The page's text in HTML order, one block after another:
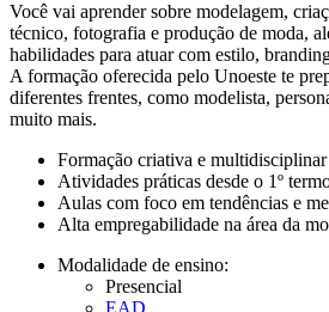
Você vai aprender sobre modelagem,
técnico, fotografia e produção de moda,
habilidades para atuar com estilo,
A formação oferecida pelo Unoeste te
diferentes frentes, como modelista,
muito mais.
Formação criativa e multidisciplinar
Atividades práticas desde o 1º
Aulas com foco em tendências e
Alta empregabilidade na área da
Modalidade de ensino:
Presencial
EAD